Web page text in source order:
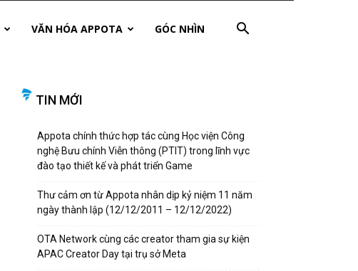
VĂN HÓA APPOTA GÓC NHÌN
TIN MỚI
Appota chính thức hợp tác cùng Học viện Công
nghệ Bưu chính Viễn thông (PTIT) trong lĩnh vực
đào tạo thiết kế và phát triển Game
Thư cảm ơn từ Appota nhân dịp kỷ niệm 11 năm
ngày thành lập (12/12/2011 – 12/12/2022)
OTA Network cùng các creator tham gia sự kiện
APAC Creator Day tại trụ sở Meta